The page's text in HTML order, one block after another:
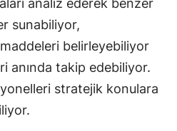
sunabiliyor,
belirleyebiliyor
anında takip edebiliyor.
stratejik konulara